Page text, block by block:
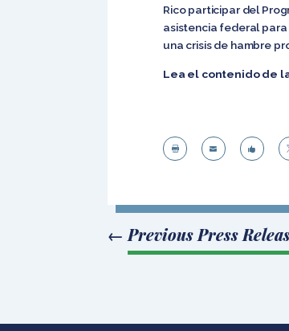
Rico participar del
asistencia federal para
una crisis de hambre
Lea el contenido de
  
←Previous Press